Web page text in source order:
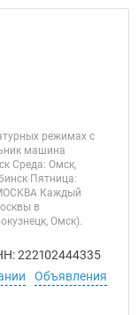
режимах с
машина
Среда: Омск,
Пятница:
Каждый
в
Омск).
222102444335
Объявления